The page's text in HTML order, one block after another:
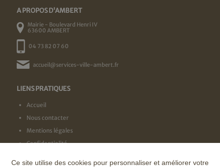
A PROPOS D'AMBERT
Mairie - Boulevard Henri IV
63600 AMBERT
04 73 82 07 60
accueil@services-ville-ambert.fr
LIENS PRATIQUES
Accueil
Nous contacter
Mentions légales
Confidentialité
Ce site utilise des cookies pour personnaliser et améliorer votre